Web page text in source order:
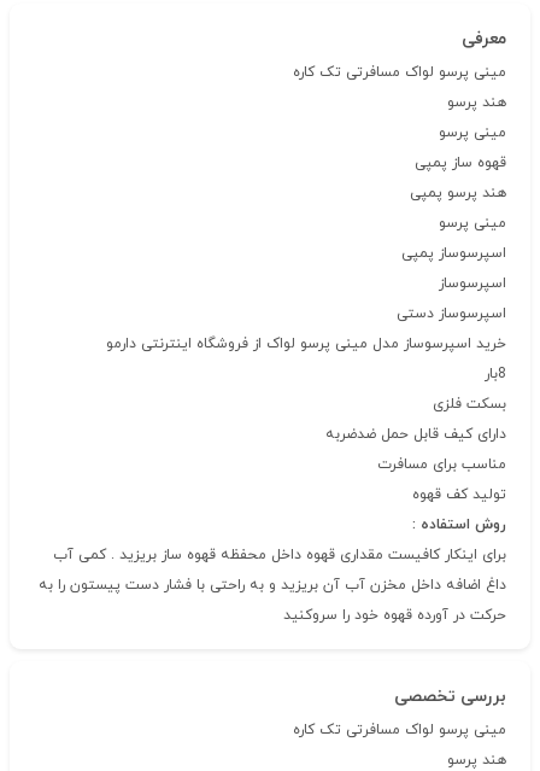
معرفی
مینی پرسو لواک مسافرتی تک کاره
هند پرسو
مینی پرسو
قهوه ساز پمپی
هند پرسو پمپی
مینی پرسو
اسپرسوساز پمپی
اسپرسوساز
اسپرسوساز دستی
خرید اسپرسوساز مدل مینی پرسو لواک از فروشگاه اینترنتی دارمو
8بار
بسکت فلزی
دارای کیف قابل حمل ضدضربه
مناسب برای مسافرت
تولید کف قهوه
روش استفاده :
برای اینکار کافیست مقداری قهوه داخل محفظه قهوه ساز بریزید . کمی آب
داغ اضافه داخل مخزن آب آن بریزید و به راحتی با فشار دست پیستون را به
حرکت در آورده قهوه خود را سروکنید
بررسی تخصصی
مینی پرسو لواک مسافرتی تک کاره
هند پرسو